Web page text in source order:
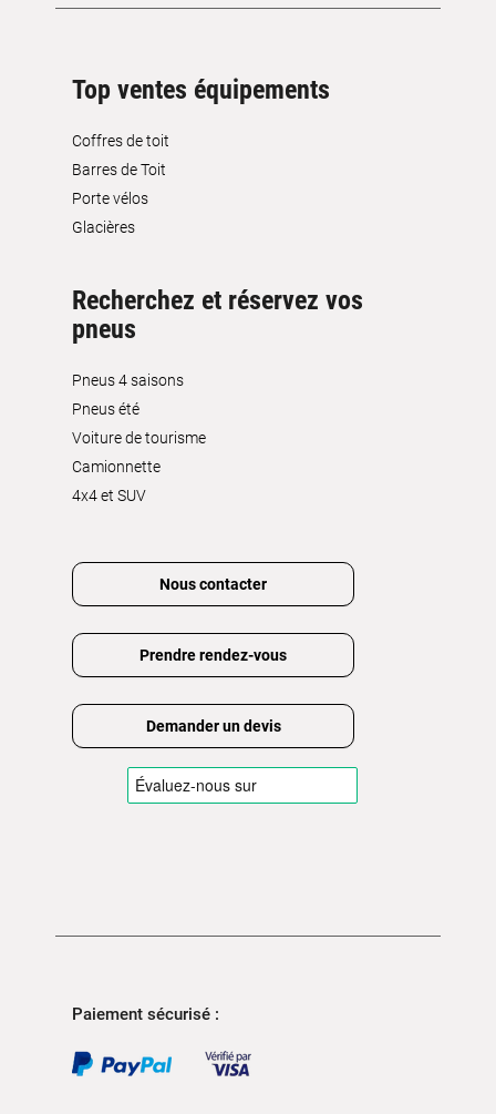
Top ventes équipements
Coffres de toit
Barres de Toit
Porte vélos
Glacières
Recherchez et réservez vos
pneus
Pneus 4 saisons
Pneus été
Voiture de tourisme
Camionnette
4x4 et SUV
Nous contacter
Prendre rendez-vous
Demander un devis
Paiement sécurisé :